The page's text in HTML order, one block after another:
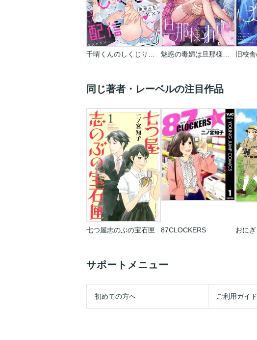
同じ著者・レーベルの注目作品
七つ屋志のぶの宝石匣 87CLOCKERS
サポートメニュー
初めての方へ ご利用ガイド